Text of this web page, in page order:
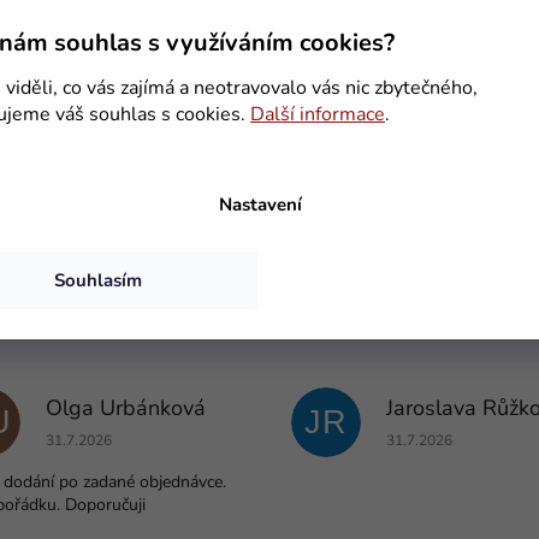
souhlas s využíváním cookies?
co vás zajímá a neotravovalo vás nic zbytečného,
váš souhlas s cookies. Další informace.
Nastavení
Souhlasím
PIXMA:
MX860, MX868, MP540, MP545, MP550, MP558, MP560, MP568
využít na tuto cartridge.
Olga Urbánková
Hodnocení obchodu je 5 z 5 hvězdiček.
31.7.2026
po zadané objednávce.
Doporučuji
JR Jaroslava
Hodnocení obchodu
31.7.2026